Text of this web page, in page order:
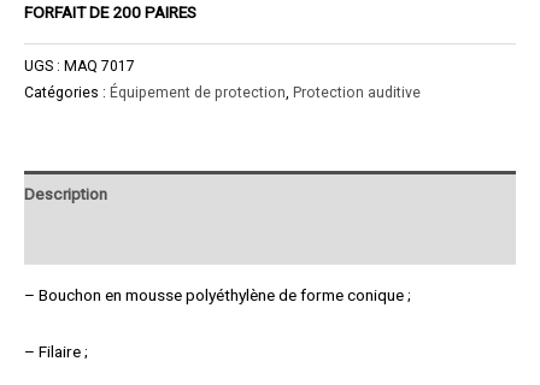
FORFAIT DE 200 PAIRES
UGS : MAQ 7017
Catégories : Équipement de protection Protection auditive
Description
– Bouchon en mousse polyéthylène de forme conique ;
– Filaire ;